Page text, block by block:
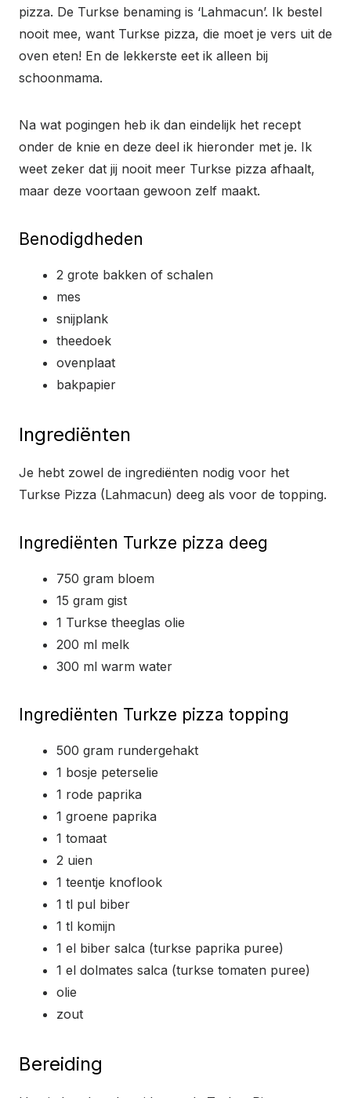
pizza. De Turkse benaming is ‘Lahmacun’. Ik bestel
nooit mee, want Turkse pizza, die moet je vers uit de
oven eten! En de lekkerste eet ik alleen bij
schoonmama.
Na wat pogingen heb ik dan eindelijk het recept
onder de knie en deze deel ik hieronder met je. Ik
weet zeker dat jij nooit meer Turkse pizza afhaalt,
maar deze voortaan gewoon zelf maakt.
Benodigdheden
2 grote bakken of schalen
mes
snijplank
theedoek
ovenplaat
bakpapier
Ingrediënten
Je hebt zowel de ingrediënten nodig voor het
Turkse Pizza (Lahmacun) deeg als voor de topping.
Ingrediënten Turkze pizza deeg
750 gram bloem
15 gram gist
1 Turkse theeglas olie
200 ml melk
300 ml warm water
Ingrediënten Turkze pizza topping
500 gram rundergehakt
1 bosje peterselie
1 rode paprika
1 groene paprika
1 tomaat
2 uien
1 teentje knoflook
1 tl pul biber
1 tl komijn
1 el biber salca (turkse paprika puree)
1 el dolmates salca (turkse tomaten puree)
olie
zout
Bereiding